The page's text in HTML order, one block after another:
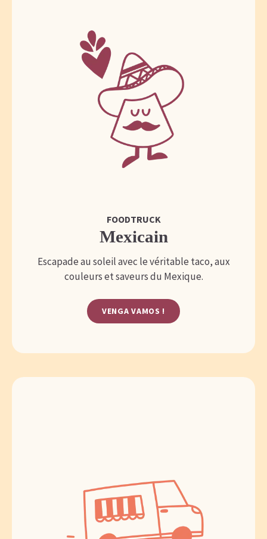
FOODTRUCK
Mexicain
Escapade au soleil avec le véritable taco, aux
couleurs et saveurs du Mexique.
VENGA VAMOS !